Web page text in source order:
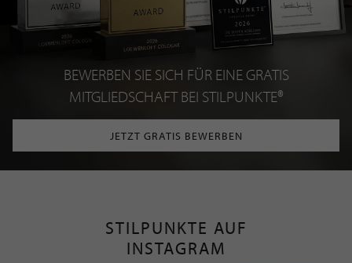
BEWERBEN SIE SICH FÜR EINE GRATIS
MITGLIEDSCHAFT BEI STILPUNKTE®
JETZT GRATIS BEWERBEN
STILPUNKTE AUF
INSTAGRAM